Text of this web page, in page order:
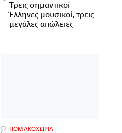
Tρεις σημαντικοί
Έλληνες μουσικοί, τρεις
μεγάλες απώλειες
ΠΟΜΑΚΟΧΩΡΙΑ